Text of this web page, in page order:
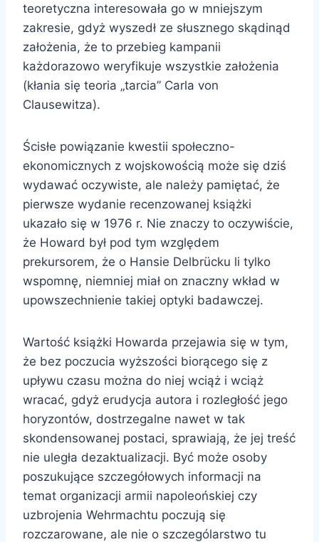
teoretyczna interesowała go w mniejszym
zakresie, gdyż wyszedł ze słusznego skądinąd
założenia, że to przebieg kampanii
każdorazowo weryfikuje wszystkie założenia
(kłania się teoria „tarcia” Carla von
Clausewitza).
Ścisłe powiązanie kwestii społeczno-
ekonomicznych z wojskowością może się dziś
wydawać oczywiste, ale należy pamiętać, że
pierwsze wydanie recenzowanej książki
ukazało się w 1976 r. Nie znaczy to oczywiście,
że Howard był pod tym względem
prekursorem, że o Hansie Delbrücku li tylko
wspomnę, niemniej miał on znaczny wkład w
upowszechnienie takiej optyki badawczej.
Wartość książki Howarda przejawia się w tym,
że bez poczucia wyższości biorącego się z
upływu czasu można do niej wciąż i wciąż
wracać, gdyż erudycja autora i rozległość jego
horyzontów, dostrzegalne nawet w tak
skondensowanej postaci, sprawiają, że jej treść
nie uległa dezaktualizacji. Być może osoby
poszukujące szczegółowych informacji na
temat organizacji armii napoleońskiej czy
uzbrojenia Wehrmachtu poczują się
rozczarowane, ale nie o szczególarstwo tu